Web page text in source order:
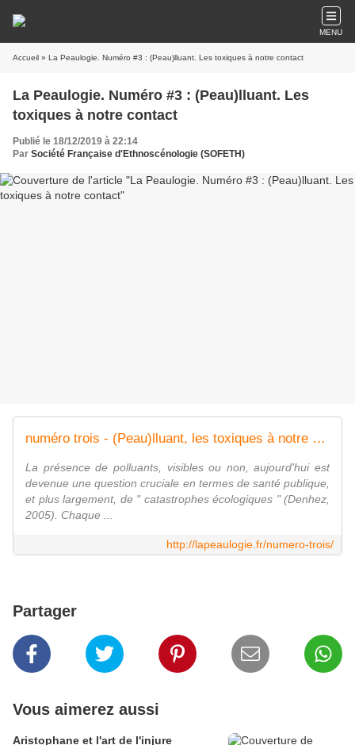
MENU
Accueil » La Peaulogie. Numéro #3 : (Peau)lluant. Les toxiques à notre contact
La Peaulogie. Numéro #3 : (Peau)lluant. Les
toxiques à notre contact
Publié le 18/12/2019 à 22:14
Par Société Française d'Ethnoscénologie (SOFETH)
numéro trois - (Peau)lluant, les toxiques à notre contact - La Peaulogie
La présence de polluants, visibles ou non, aujourd'hui est
devenue une question cruciale en termes de santé publique,
et plus largement, de " catastrophes écologiques " (Denhez,
2005). Chaque ...
http://lapeaulogie.fr/numero-trois/
Partager
Vous aimerez aussi
Aristophane et l'art de l'injure